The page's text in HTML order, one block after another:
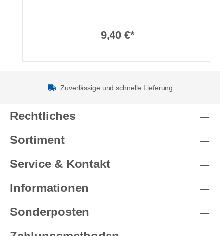
9,40 €*
Zuverlässige und schnelle Lieferung
Rechtliches
Sortiment
Service & Kontakt
Informationen
Sonderposten